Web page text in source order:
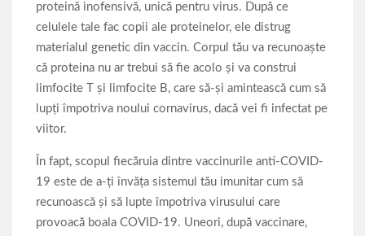
proteină inofensivă, unică pentru virus. După ce
celulele tale fac copii ale proteinelor, ele distrug
materialul genetic din vaccin. Corpul tău va recunoaște
că proteina nu ar trebui să fie acolo și va construi
limfocite T și limfocite B, care să-și amintească cum să
lupți împotriva noului cornavirus, dacă vei fi infectat pe
viitor.
În fapt, scopul fiecăruia dintre vaccinurile anti-COVID-
19 este de a-ți învăța sistemul tău imunitar cum să
recunoască și să lupte împotriva virusului care
provoacă boala COVID-19. Uneori, după vaccinare,